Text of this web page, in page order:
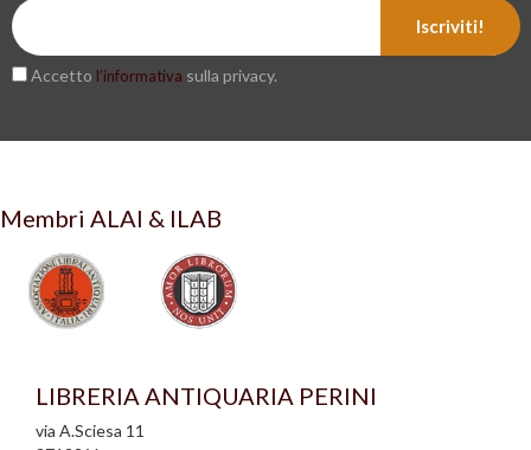
Iscriviti!
Accetto l’informativa sulla privacy.
Membri ALAI & ILAB
LIBRERIA ANTIQUARIA PERINI
via A.Sciesa 11